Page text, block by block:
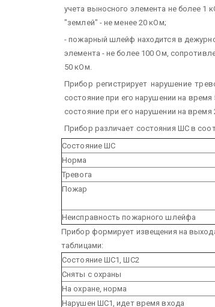
учета выносного элемента не более
"землей" - не менее 20 кОм;
- пожарный шлейф находится в
элемента - не более 100 Ом,
50 кОм.
Прибор регистрирует нарушение
состояние при его нарушении на
состояние при его нарушении на
Прибор различает состояния ШС в
Состояние ШС
Норма
Тревога
Пожар
Неисправность пожарного шлейфа
Прибор формирует извещения на
таблицами:
Состояние ШС1, ШС2
Сняты с охраны
На охране, норма
Нарушен ШС1, идет время входа